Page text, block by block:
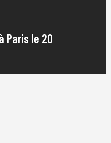
la vie : "La violence
tout au long de
de trouver le
C'est un disque
tensions exquises et
Paris le 20